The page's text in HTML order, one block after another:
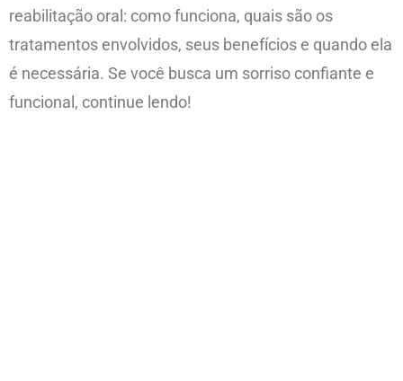
reabilitação oral: como funciona, quais são os
tratamentos envolvidos, seus benefícios e quando ela
é necessária. Se você busca um sorriso confiante e
funcional, continue lendo!